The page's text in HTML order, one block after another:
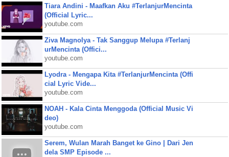
Tiara Andini - Maafkan Aku #TerlanjurMencinta
(Official Lyric...
youtube.com
Ziva Magnolya - Tak Sanggup Melupa #Terlanj
urMencinta (Offici...
youtube.com
Lyodra - Mengapa Kita #TerlanjurMencinta (Offi
cial Lyric Vide...
youtube.com
NOAH - Kala Cinta Menggoda (Official Music Vi
deo)
youtube.com
Serem, Wulan Marah Banget ke Gino | Dari Jen
dela SMP Episode ...